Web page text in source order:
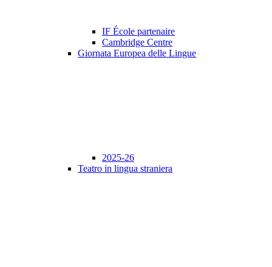
IF École partenaire
Cambridge Centre
Giornata Europea delle Lingue
2025-26
Teatro in lingua straniera